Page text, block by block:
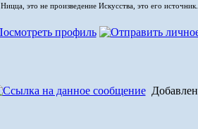
Ницца, это не произведение Искусства, это его источник.